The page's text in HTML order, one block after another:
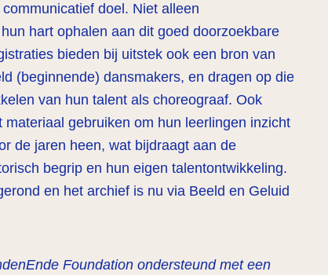
doel. Niet alleen
hart ophalen aan dit goed doorzoekbare
bieden bij uitstek ook een bron van
(beginnende) dansmakers, en dragen op die
van hun talent als choreograaf. Ook
gebruiken om hun leerlingen inzicht
de jaren heen, wat bijdraagt aan de
begrip en hun eigen talentontwikkeling.
en het archief is nu via Beeld en Geluid
Foundation ondersteund met een